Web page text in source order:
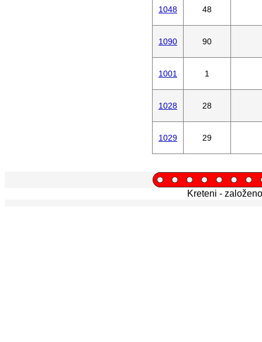
1048 48
1090 90
1001 1
1028 28
1029 29
Kreteni -